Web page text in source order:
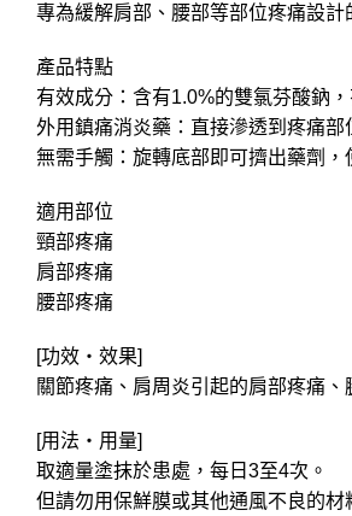
專為緩解肩部、腰部等部位疼痛設
產品特點
有效成分：含有1.0%的雙氯芬酸鈉
外用鎮痛消炎藥：直接滲透到疼痛部
無需手觸：旋轉底部即可擠出藥劑
適用部位
頸部疼痛
肩部疼痛
腰部疼痛
[功效・效果]
關節疼痛、肩周炎引起的肩部疼痛
[用法・用量]
取適量塗抹於患處，每日3至4次。
但請勿用保鮮膜或其他通風不良的材